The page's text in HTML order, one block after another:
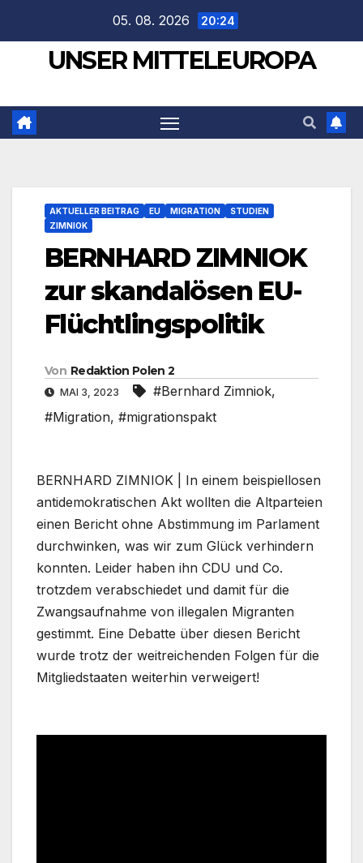
springen
05. 08. 2026 20:24
UNSER MITTELEUROPA
AKTUELLER BEITRAG EU MIGRATION
STUDIEN
ZIMNIOK
BERNHARD ZIMNIOK
zur skandalösen EU-
Flüchtlingspolitik
Von Redaktion Polen 2
MAI 3, 2023 #Bernhard Zimniok,
#Migration, #migrationspakt
BERNHARD ZIMNIOK | In einem beispiellosen
antidemokratischen Akt wollten die Altparteien
einen Bericht ohne Abstimmung im Parlament
durchwinken, was wir zum Glück verhindern
konnten. Leider haben ihn CDU und Co.
trotzdem verabschiedet und damit für die
Zwangsaufnahme von illegalen Migranten
gestimmt. Eine Debatte über diesen Bericht
wurde trotz der weitreichenden Folgen für die
Mitgliedstaaten weiterhin verweigert!